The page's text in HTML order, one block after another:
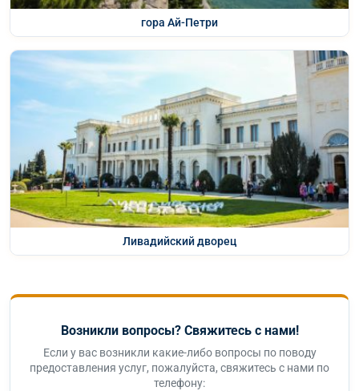
гора Ай-Петри
Ливадийский дворец
Возникли вопросы? Свяжитесь с нами!
Если у вас возникли какие-либо вопросы по поводу
предоставления услуг, пожалуйста, свяжитесь с нами по
телефону: